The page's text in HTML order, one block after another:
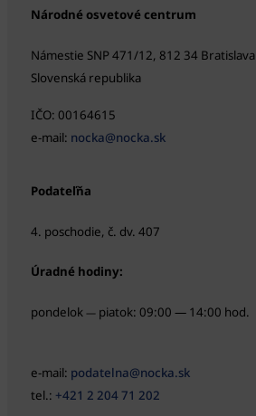
Národné osvetové centrum
Námestie SNP 471/12, 812 34 Bratislava
Slovenská republika
IČO: 00164615
e-mail: nocka@nocka.sk
Podateľňa
4. poschodie, č. dv. 407
Úradné hodiny:
pondelok — piatok: 09:00 — 14:00 hod.
e-mail: podatelna@nocka.sk
tel.: +421 2 204 71 202